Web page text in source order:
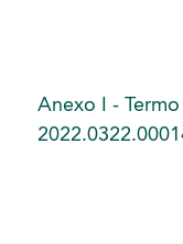
Anexo I -